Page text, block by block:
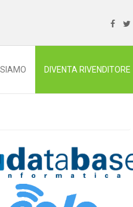
DIVENTA RIVENDITORE